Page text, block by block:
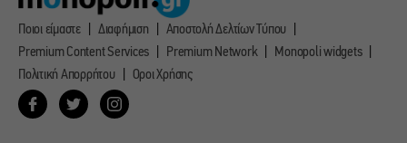
Ποιοι είμαστε Διαφήμιση
Αποστολή Δελτίων Τύπου
Premium Content Services
Premium Network
Monopoli widgets
Πολιτική Απορρήτου
Οροι Χρήσης